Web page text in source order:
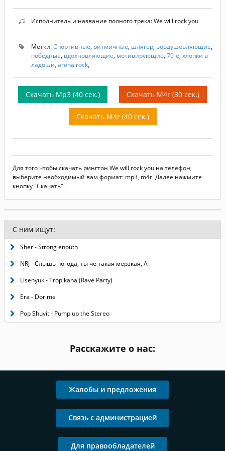
Исполнитель и название полного трека: We will rock you
Метки:Спортивные, ритмичные, шлягер, воодушевляющие,
победные, вдохновляющие, мотивирующие, 70-е, хлопки в
ладоши, arena rock,
Скачать Mp3 (40 сек.) Скачать M4r (30 сек.)
Скачать M4r (40 сек.)
Для того чтобы скачать рингтон We will rock you на телефон,
выберите необходимый вам формат: mp3, m4r. Далее нажмите
кнопку "Скачать".
С ним ищут:
Sher - Strong enouth
NRJ - Слышь погода, ты че такая мерзкая, А
Lisenyuk - Tropikana (Rave Party)
Era - Dorime
Pop Shuvit - Pump up the Stereo
Расскажите о нас:
Жалобы и предложения
Связь с администрацией
Для правообладателей